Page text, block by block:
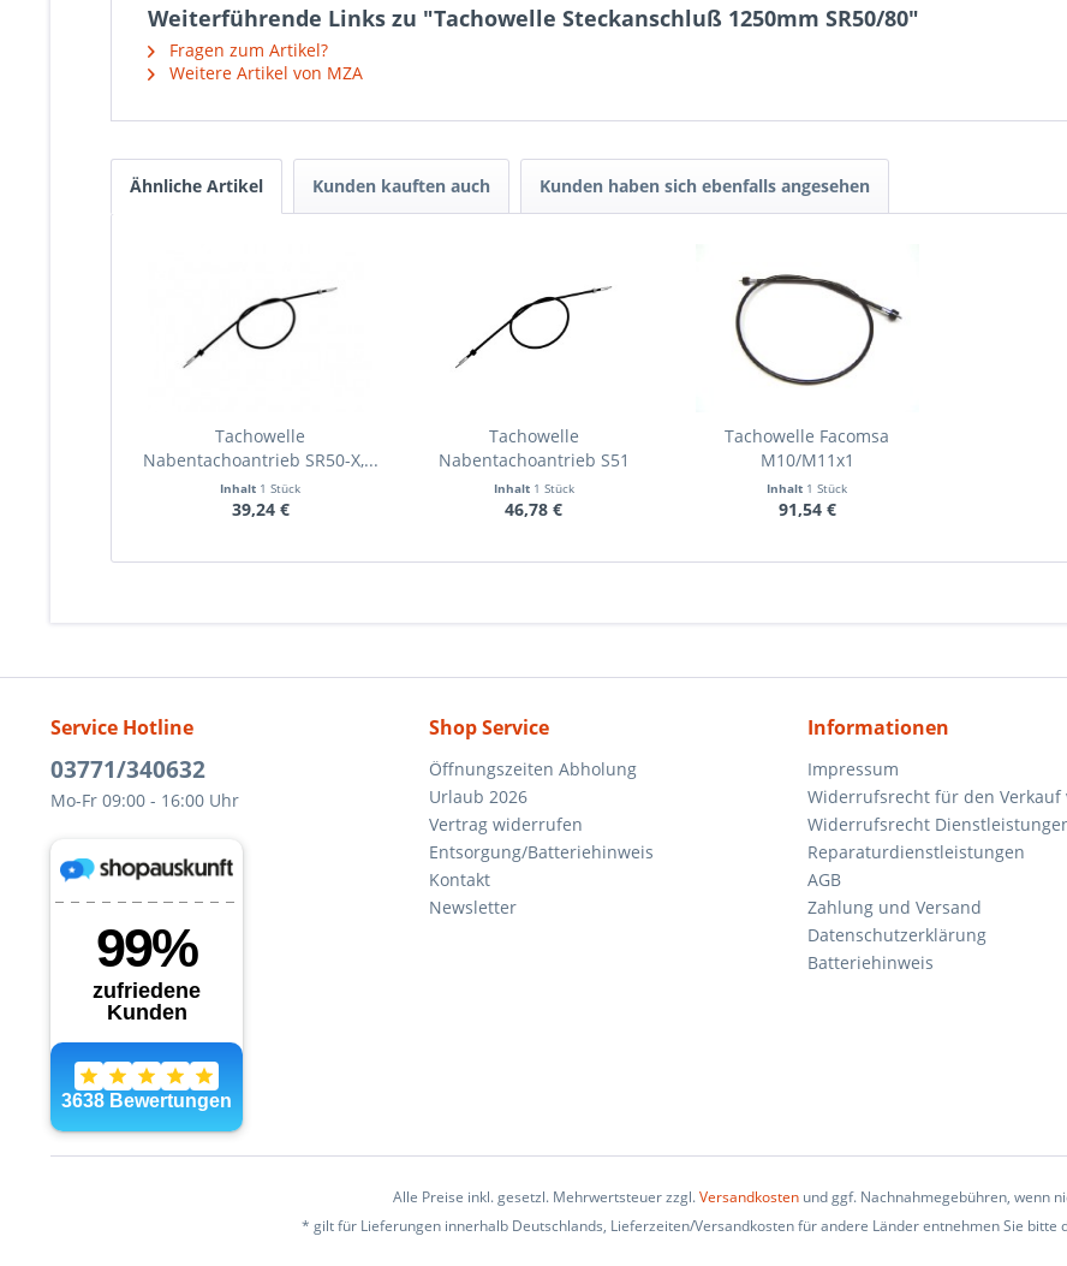
Weiterführende Links zu "Tachowelle Steckanschluß 1250mm SR50/80"
Fragen zum Artikel?
Weitere Artikel von MZA
Ähnliche Artikel Kunden kauften auch Kunden haben sich ebenfalls angesehen
Tachowelle
Nabentachoantrieb SR50-X,...
Inhalt 1 Stück
39,24 €
Tachowelle
Nabentachoantrieb S51
Plast/Alu
Inhalt 1 Stück
46,78 €
Tachowelle Facomsa
M10/M11x1
Inhalt 1 Stück
91,54 €
Service Hotline
03771/340632
Mo-Fr 09:00 - 16:00 Uhr
Shop Service
Öffnungszeiten Abholung
Urlaub 2026
Vertrag widerrufen
Entsorgung/Batteriehinweis
Kontakt
Newsletter
Informationen
Impressum
Widerrufsrecht für den Verkauf
Widerrufsrecht
Reparaturdienstleistungen
AGB
Zahlung und Versand
Datenschutzerklärung
Batteriehinweis
Alle Preise inkl. gesetzl. Mehrwertsteuer zzgl.Versandkostenund ggf. Nachnahmegebühren, wenn
* gilt für Lieferungen innerhalb Deutschlands, Lieferzeiten/Versandkosten für andere Länder entnehmen Sie bitte